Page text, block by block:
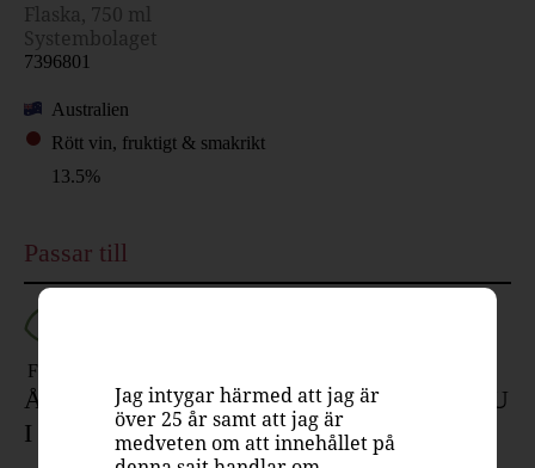
Flaska, 750 ml
Systembolaget
7396801
Australien
Rött vin, fruktigt & smakrikt
13.5%
Passar till
Fågel
ÅRETS VINMÄRKE I USA LANSERAS NU
I SVERIGE!
Jag intygar härmed att jag är
över 25 år samt att jag är
medveten om att innehållet på